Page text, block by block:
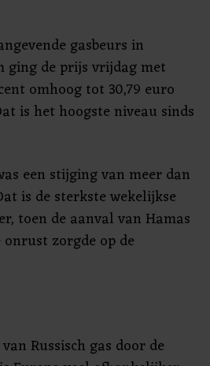
gasbeurs in
ging de prijs vrijdag met
omhoog tot 30,79 euro
is het hoogste niveau sinds
een stijging van meer dan
is de sterkste wekelijkse
toen de aanval van Hamas
zorgde op de
Russisch gas door de